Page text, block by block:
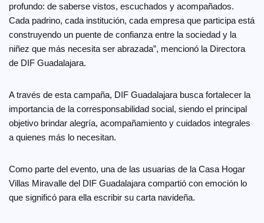
profundo: de saberse vistos, escuchados y acompañados.
Cada padrino, cada institución, cada empresa que participa está
construyendo un puente de confianza entre la sociedad y la
niñez que más necesita ser abrazada”, mencionó la Directora
de DIF Guadalajara.
A través de esta campaña, DIF Guadalajara busca fortalecer la
importancia de la corresponsabilidad social, siendo el principal
objetivo brindar alegría, acompañamiento y cuidados integrales
a quienes más lo necesitan.
Como parte del evento, una de las usuarias de la Casa Hogar
Villas Miravalle del DIF Guadalajara compartió con emoción lo
que significó para ella escribir su carta navideña.